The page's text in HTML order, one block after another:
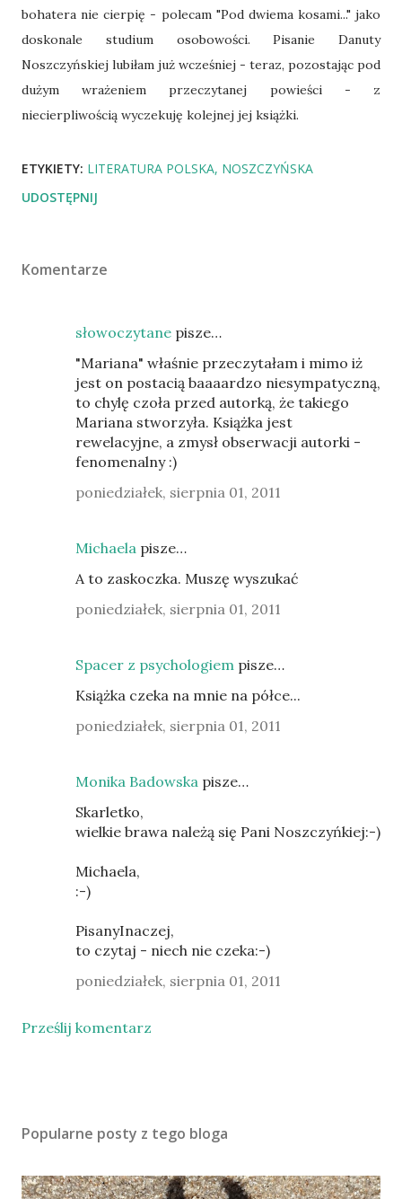
bohatera nie cierpię - polecam "Pod dwiema kosami..." jako
doskonale studium osobowości. Pisanie Danuty
Noszczyńskiej lubiłam już wcześniej - teraz, pozostając pod
dużym wrażeniem przeczytanej powieści - z
niecierpliwością wyczekuję kolejnej jej książki.
ETYKIETY: LITERATURA POLSKA NOSZCZYŃSKA
UDOSTĘPNIJ
Komentarze
słowoczytane pisze…
"Mariana" właśnie przeczytałam i mimo iż
jest on postacią baaaardzo niesympatyczną,
to chylę czoła przed autorką, że takiego
Mariana stworzyła. Książka jest
rewelacyjne, a zmysł obserwacji autorki -
fenomenalny :)
poniedziałek, sierpnia 01, 2011
Michaela pisze…
A to zaskoczka. Muszę wyszukać
poniedziałek, sierpnia 01, 2011
Spacer z psychologiem pisze…
Książka czeka na mnie na półce...
poniedziałek, sierpnia 01, 2011
Monika Badowska pisze…
Skarletko,
wielkie brawa należą się Pani Noszczyńkiej:-)
Michaela,
:-)
PisanyInaczej,
to czytaj - niech nie czeka:-)
poniedziałek, sierpnia 01, 2011
Prześlij komentarz
Popularne posty z tego bloga